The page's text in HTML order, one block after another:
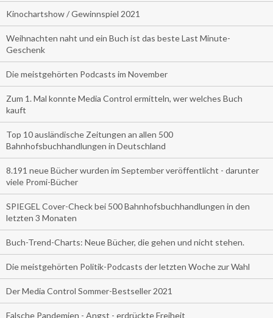
Kinochartshow / Gewinnspiel 2021
Weihnachten naht und ein Buch ist das beste Last Minute-
Geschenk
Die meistgehörten Podcasts im November
Zum 1. Mal konnte Media Control ermitteln, wer welches Buch
kauft
Top 10 ausländische Zeitungen an allen 500
Bahnhofsbuchhandlungen in Deutschland
8.191 neue Bücher wurden im September veröffentlicht - darunter
viele Promi-Bücher
SPIEGEL Cover-Check bei 500 Bahnhofsbuchhandlungen in den
letzten 3 Monaten
Buch-Trend-Charts: Neue Bücher, die gehen und nicht stehen.
Die meistgehörten Politik-Podcasts der letzten Woche zur Wahl
Der Media Control Sommer-Bestseller 2021
Falsche Pandemien - Angst - erdrückte Freiheit